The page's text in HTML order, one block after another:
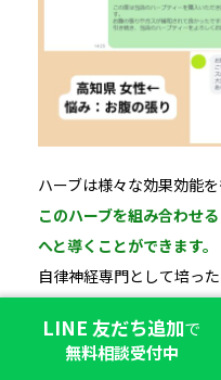
ハーブは様々な効果効能を
このハーブを組み合わせ
へと導くことができます。
自律神経専門として培っ
す。
鍼灸院コモラボは国産無
LINE 友だち追加で
無料相談受付中